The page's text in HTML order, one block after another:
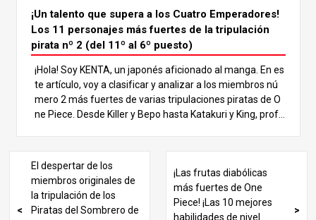
tes y clasificaremos a los 11 primeros. Analicemos el est
ilo de lucha y las características de cada uno para deter
minar quién es el más fuerte. ¡Empecemos con la clasifi
cación! ¡No querrás perdértelo! 5º puesto: Sabo Sabo, el
número 2 del Ejército Revolucionario, es conocido como
el hermano jurado de Luffy y Ace. Su fuerza reside en s
u estilo de combate polifacético, en el que utiliza artes
marciales, Haki Armamentístico y los poderes de la Mera
¡Un talento que supera a los Cuatro Emperadores!
Los 11 personajes más fuertes de la tripulación
pirata nº 2 (del 11º al 6º puesto)
¡Hola! Soy KENTA, un japonés aficionado al manga. En es
te artículo, voy a clasificar y analizar a los miembros nú
mero 2 más fuertes de varias tripulaciones piratas de O
ne Piece. Desde Killer y Bepo hasta Katakuri y King, profu
Introducción: El atractivo de los personajes de la Tripulaci
ón Pirata nº 2 One Piece cuenta con una gran variedad d
e personajes poderosos, pero los miembros número 2 d
El despertar de los
miembros originales de
la tripulación de los
Piratas del Sombrero de
¡Las frutas diabólicas
más fuertes de One
Piece! ¡Las 10 mejores
habilidades de nivel